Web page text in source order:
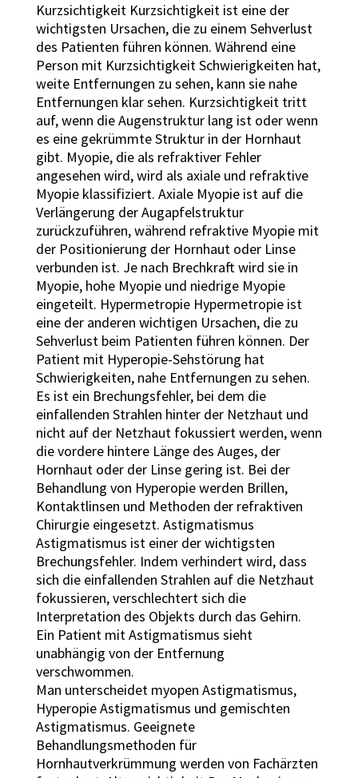
Kurzsichtigkeit Kurzsichtigkeit ist eine der
wichtigsten Ursachen, die zu einem Sehverlust
des Patienten führen können. Während eine
Person mit Kurzsichtigkeit Schwierigkeiten hat,
weite Entfernungen zu sehen, kann sie nahe
Entfernungen klar sehen. Kurzsichtigkeit tritt
auf, wenn die Augenstruktur lang ist oder wenn
es eine gekrümmte Struktur in der Hornhaut
gibt. Myopie, die als refraktiver Fehler
angesehen wird, wird als axiale und refraktive
Myopie klassifiziert. Axiale Myopie ist auf die
Verlängerung der Augapfelstruktur
zurückzuführen, während refraktive Myopie mit
der Positionierung der Hornhaut oder Linse
verbunden ist. Je nach Brechkraft wird sie in
Myopie, hohe Myopie und niedrige Myopie
eingeteilt. Hypermetropie Hypermetropie ist
eine der anderen wichtigen Ursachen, die zu
Sehverlust beim Patienten führen können. Der
Patient mit Hyperopie-Sehstörung hat
Schwierigkeiten, nahe Entfernungen zu sehen.
Es ist ein Brechungsfehler, bei dem die
einfallenden Strahlen hinter der Netzhaut und
nicht auf der Netzhaut fokussiert werden, wenn
die vordere hintere Länge des Auges, der
Hornhaut oder der Linse gering ist. Bei der
Behandlung von Hyperopie werden Brillen,
Kontaktlinsen und Methoden der refraktiven
Chirurgie eingesetzt. Astigmatismus
Astigmatismus ist einer der wichtigsten
Brechungsfehler. Indem verhindert wird, dass
sich die einfallenden Strahlen auf die Netzhaut
fokussieren, verschlechtert sich die
Interpretation des Objekts durch das Gehirn.
Ein Patient mit Astigmatismus sieht
unabhängig von der Entfernung
verschwommen.
Man unterscheidet myopen Astigmatismus,
Hyperopie Astigmatismus und gemischten
Astigmatismus. Geeignete
Behandlungsmethoden für
Hornhautverkrümmung werden von Fachärzten